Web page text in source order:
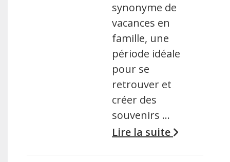
synonyme de
vacances en
famille, une
période idéale
pour se
retrouver et
créer des
souvenirs …
Lire la suite